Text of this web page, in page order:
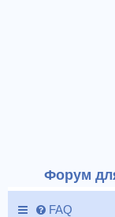
Форум
FAQ